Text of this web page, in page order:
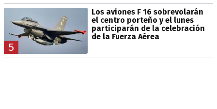
5
Los aviones F 16 sobrevolarán
el centro porteño y el lunes
participarán de la celebración
de la Fuerza Aérea